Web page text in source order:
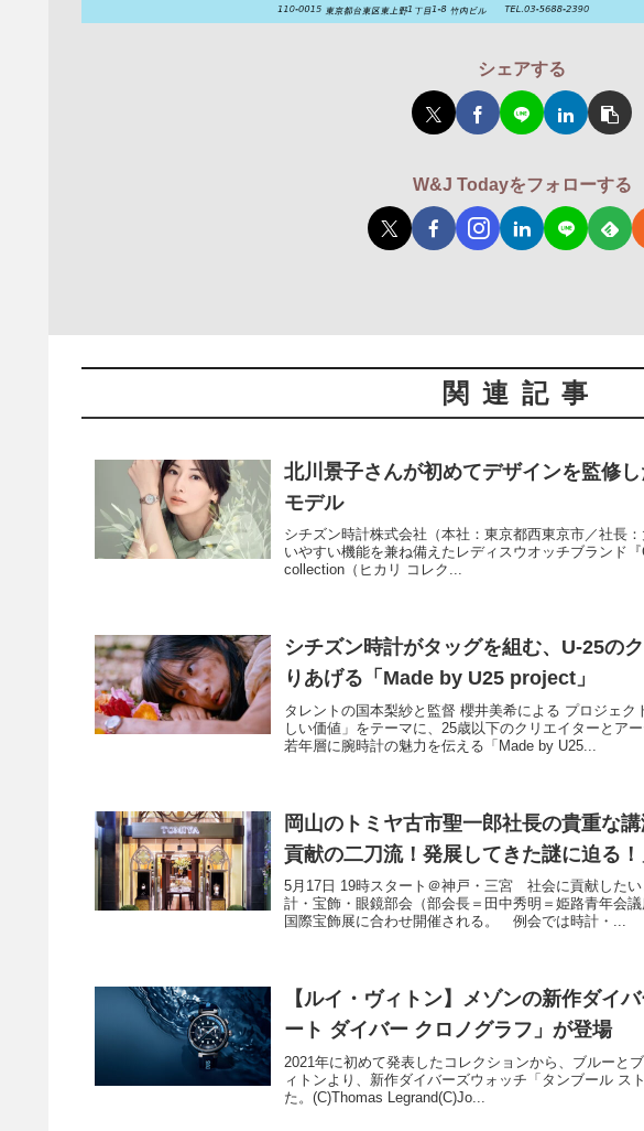
シェアする
W&J Todayをフォローする
関連記事
北川景子さんが初めてデザインを監修
モデル
シチズン時計株式会社（本社：東京都西東京市／社長
いやすい機能を兼ね備えたレディスウオッチブランド
collection（ヒカリ コレク...
シチズン時計がタッグを組む、U-25の
りあげる「Made by U25 project」
タレントの国本梨紗と監督 櫻井美希による プロジェ
しい価値」をテーマに、25歳以下のクリエイターとア
若年層に腕時計の魅力を伝える「Made by U25...
岡山のトミヤ古市聖一郎社長の貴重な
貢献の二刀流！発展してきた謎に迫る！
5月17日 19時スタート＠神戸・三宮 社会に貢献した
計・宝飾・眼鏡部会（部会長＝田中秀明＝姫路青年会
国際宝飾展に合わせ開催される。 例会では時計・...
【ルイ・ヴィトン】メゾンの新作ダイ
ート ダイバー クロノグラフ」が登場
2021年に初めて発表したコレクションから、ブルーと
ィトンより、新作ダイバーズウォッチ「タンブール ス
た。(C)Thomas Legrand(C)Jo...